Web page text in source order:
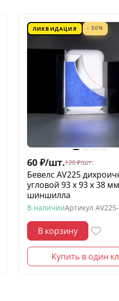
ЛИКВИДАЦИЯ - 50%
60 ₽/шт.120 ₽/шт.
Бевелс AV225
угловой 93 х 93 х 38
шиншилла
В наличииАртикул
В корзину
Купить в один